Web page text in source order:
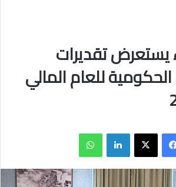
يستعرض تقديرات
للعام المالي
فيسبوك X لينكدإن